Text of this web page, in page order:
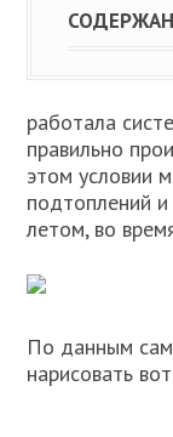
работала
правильно
этом условии
подтоплений и
летом, во
По данным
нарисовать